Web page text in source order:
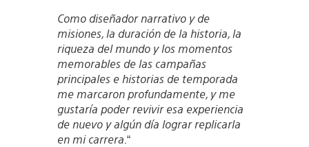
Como diseñador narrativo y de
misiones, la duración de la historia, la
riqueza del mundo y los momentos
memorables de las campañas
principales e historias de temporada
me marcaron profundamente, y me
gustaría poder revivir esa experiencia
de nuevo y algún día lograr replicarla
en mi carrera. “